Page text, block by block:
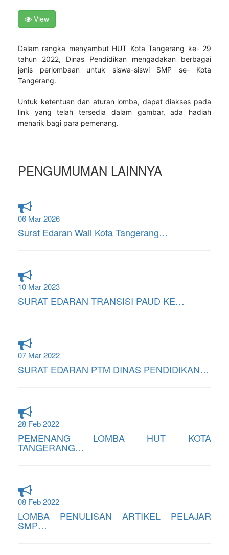
View
Dalam rangka menyambut HUT Kota Tangerang ke- 29
tahun 2022, Dinas Pendidikan mengadakan berbagai
jenis perlombaan untuk siswa-siswi SMP se- Kota
Tangerang.
Untuk ketentuan dan aturan lomba, dapat diakses pada
link yang telah tersedia dalam gambar, ada hadiah
menarik bagi para pemenang.
PENGUMUMAN LAINNYA
06 Mar 2026
Surat Edaran Wali Kota Tangerang…
10 Mar 2023
SURAT EDARAN TRANSISI PAUD KE…
07 Mar 2022
SURAT EDARAN PTM DINAS PENDIDIKAN…
28 Feb 2022
PEMENANG LOMBA HUT KOTA
TANGERANG…
08 Feb 2022
LOMBA PENULISAN ARTIKEL PELAJAR
SMP…